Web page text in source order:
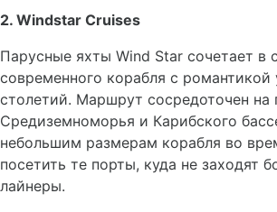
2. Windstar Cruises
Парусные яхты Wind Star сочетает в
современного корабля с
столетий. Маршрут сосредоточен на
Средиземноморья и Карибского
небольшим размерам корабля во
посетить те порты, куда не заходят
лайнеры.